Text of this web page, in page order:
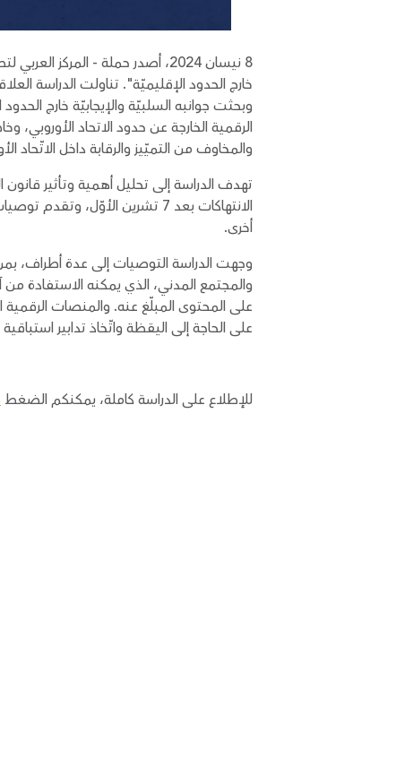
8 نيسان 2024، أصدر حملة -
وبحثت جوانبه السلبيّة والإيجابيّة خارج
والمخاوف من التميّيز والرقابة داخل
تهدف الدراسة إلى تحليل أهمية وتأثير
الانتهاكات بعد 7 تشرين
أخرى.
وجهت الدراسة التوصيات إلى عدة أطراف، بمن
والمجتمع المدني، الذي يمكنه الاستفادة
على المحتوى المبلّغ عنه. والمنصات الرقمية
على الحاجة إلى اليقظة واتّخاذ تدابير
للإطلاع على الدراسة كاملة، يمكنكم الضغط